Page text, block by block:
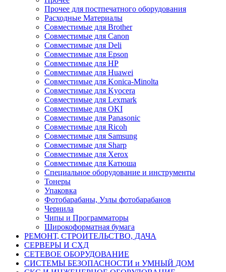
Прочее для постпечатного оборудования
Расходные Материалы
Совместимые для Brother
Совместимые для Canon
Совместимые для Deli
Совместимые для Epson
Совместимые для HP
Совместимые для Huawei
Совместимые для Konica-Minolta
Совместимые для Kyocera
Совместимые для Lexmark
Совместимые для OKI
Совместимые для Panasonic
Совместимые для Ricoh
Совместимые для Samsung
Совместимые для Sharp
Совместимые для Xerox
Совместимые для Катюша
Специальное оборудование и инструменты
Тонеры
Упаковка
Фотобарабаны, Узлы фотобарабанов
Чернила
Чипы и Программаторы
Широкоформатная бумага
РЕМОНТ, СТРОИТЕЛЬСТВО, ДАЧА
СЕРВЕРЫ И СХД
СЕТЕВОЕ ОБОРУДОВАНИЕ
СИСТЕМЫ БЕЗОПАСНОСТИ и УМНЫЙ ДОМ